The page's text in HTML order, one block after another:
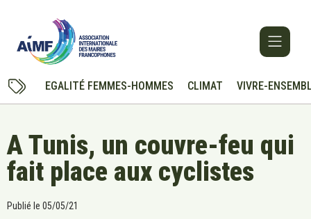
EGALITÉ FEMMES-HOMMES CLIMAT VIVRE-
A Tunis, un couvre-feu qui
fait place aux cyclistes
Publié le 05/05/21